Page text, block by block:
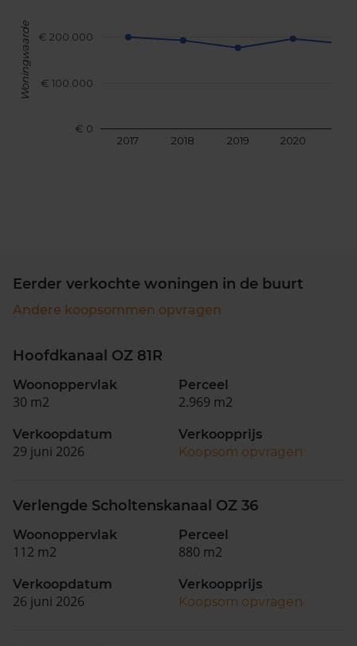
2017 2018 2019 2020
€ 0
€ 100.000
€ 200.000
Woningwaarde
Eerder verkochte woningen in de buurt
Andere koopsommen opvragen
Hoofdkanaal OZ 81R
Woonoppervlak
30 m2
Perceel
2.969 m2
Verkoopdatum
29 juni 2026
Verkoopprijs
Koopsom opvragen
Verlengde Scholtenskanaal OZ 36
Woonoppervlak
112 m2
Perceel
880 m2
Verkoopdatum
26 juni 2026
Verkoopprijs
Koopsom opvragen